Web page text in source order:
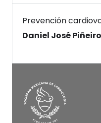
Prevención
Daniel José